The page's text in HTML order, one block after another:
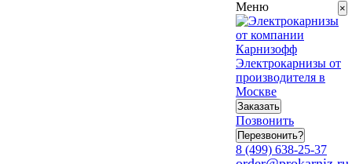
Меню
Электрокарнизы от
производителя в
Москве
Заказать
Позвонить
Перезвонить?
8 (499) 638-25-37
×